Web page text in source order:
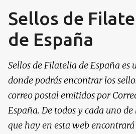
Ir al contenido
Sellos de
de España
Sellos de Filatelia de España es
donde podrás encontrar los
correo postal emitidos por
España. De todos y cada uno de
que hay en esta web